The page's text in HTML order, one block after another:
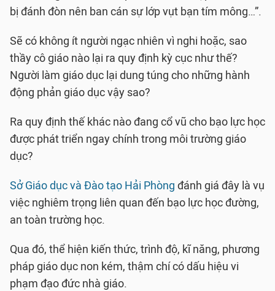
bị đánh đòn nên ban cán sự lớp vụt bạn tím mông…”.
Sẽ có không ít người ngạc nhiên vì nghi hoặc, sao
thầy cô giáo nào lại ra quy định kỳ cục như thế?
Người làm giáo dục lại dung túng cho những hành
động phản giáo dục vậy sao?
Ra quy định thế khác nào đang cổ vũ cho bạo lực học
được phát triển ngay chính trong môi trường giáo
dục?
Sở Giáo dục và Đào tạo Hải Phòng đánh giá đây là vụ
việc nghiêm trọng liên quan đến bạo lực học đường,
an toàn trường học.
Qua đó, thể hiện kiến thức, trình độ, kĩ năng, phương
pháp giáo dục non kém, thậm chí có dấu hiệu vi
phạm đạo đức nhà giáo.